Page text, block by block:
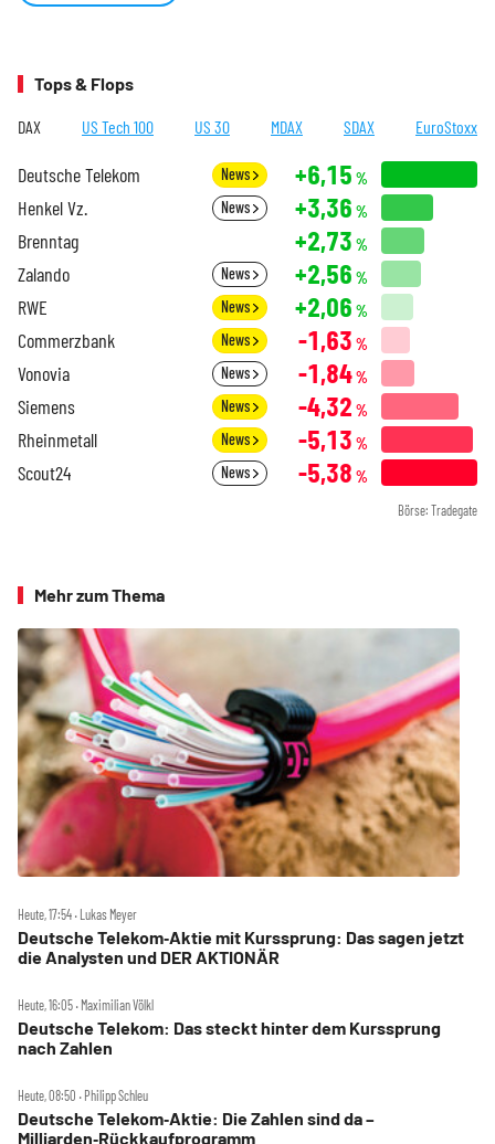
Tops & Flops
DAX US Tech 100 US 30 MDAX SDAX EuroStoxx
Deutsche Telekom News +6,15 %
Henkel Vz. News +3,36 %
Brenntag +2,73 %
Zalando News +2,56 %
RWE News +2,06 %
Commerzbank News -1,63 %
Vonovia News -1,84%
Siemens News -4,32 %
Rheinmetall News -5,13 %
Scout24 News -5,38 %
Börse: Tradegate
Mehr zum Thema
Heute, 17:54 ‧ Lukas Meyer
Deutsche Telekom‑Aktie mit Kurssprung: Das sagen jetzt
die Analysten und DER AKTIONÄR
Heute, 16:05 ‧ Maximilian Völkl
Deutsche Telekom: Das steckt hinter dem Kurssprung
nach Zahlen
Heute, 08:50 ‧ Philipp Schleu
Deutsche Telekom‑Aktie: Die Zahlen sind da –
Milliarden‑Rückkaufprogramm